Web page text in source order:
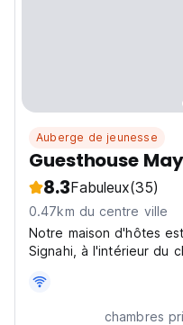
Auberge de jeunesse
Guesthouse
8.3Fabuleux(35)
0.47km du centre ville
Notre maison d'hôtes
Signahi, à l'intérieur du
chambres